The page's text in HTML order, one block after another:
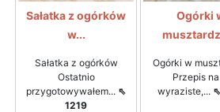
Sałatka z ogórków
w...
Sałatka z ogórków
Ostatnio
przygotowywałem... ⇖
1219
Ogórki
Ogórki w
Przepis
wyraziste,...